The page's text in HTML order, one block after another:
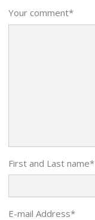
Your comment*
First and Last name*
E-mail Address*